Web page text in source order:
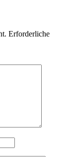
Erforderliche